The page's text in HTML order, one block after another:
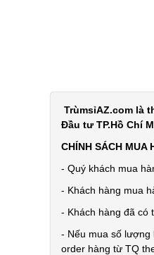
TrùmsỉAZ.com là
Đầu tư TP.Hồ Chí
CHÍNH SÁCH MUA
- Quý khách mua
- Khách hàng mua
- Khách hàng đã có
- Nếu mua số lượng
order hàng từ TQ